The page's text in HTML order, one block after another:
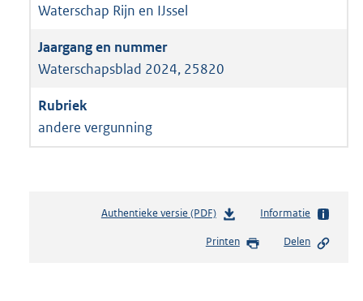
Waterschap Rijn en IJssel
Waterschapsblad 2024, 25820
andere vergunning
Authentieke versie (PDF)b
s
Informatie
Printen Delen